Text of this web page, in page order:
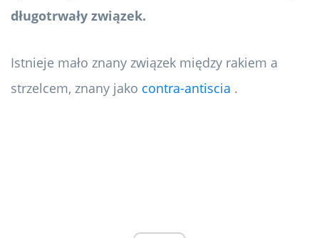
długotrwały związek.
Istnieje mało znany związek między rakiem a
strzelcem, znany jako contra-antiscia .